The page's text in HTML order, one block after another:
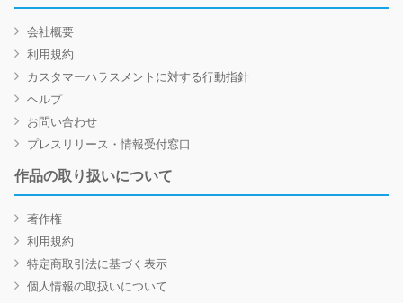
会社概要
利用規約
カスタマーハラスメントに対する行動指針
ヘルプ
お問い合わせ
プレスリリース・情報受付窓口
作品の取り扱いについて
著作権
利用規約
特定商取引法に基づく表示
個人情報の取扱いについて